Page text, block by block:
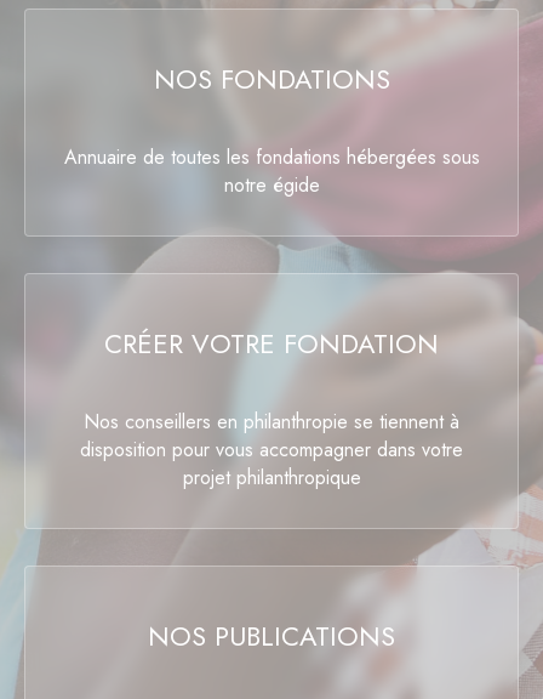
NOS FONDATIONS
Annuaire de toutes les fondations hébergées sous
notre égide
CRÉER VOTRE FONDATION
Nos conseillers en philanthropie se tiennent à
disposition pour vous accompagner dans votre
projet philanthropique
NOS PUBLICATIONS